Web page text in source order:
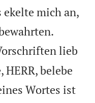
ekelte mich an,
lieb
HERR, belebe
Wortes ist